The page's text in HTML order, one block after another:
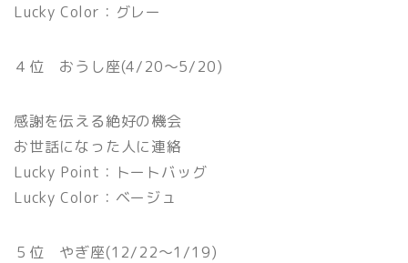
Lucky Color：グレー
４位 おうし座(4/20〜5/20)
感謝を伝える絶好の機会
お世話になった人に連絡
Lucky Point：トートバッグ
Lucky Color：ベージュ
５位 やぎ座(12/22〜1/19)